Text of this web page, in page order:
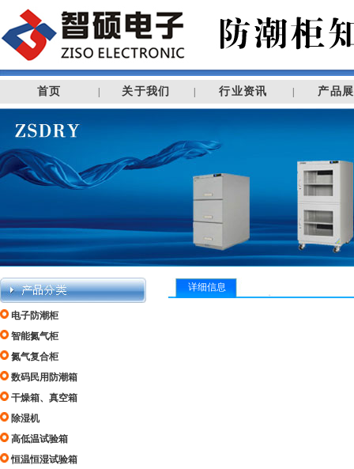
首页 关于我们 行业资讯 产品
电子防潮柜
智能氮气柜
氮气复合柜
数码民用防潮箱
干燥箱、真空箱
除湿机
高低温试验箱
恒温恒湿试验箱
详细信息